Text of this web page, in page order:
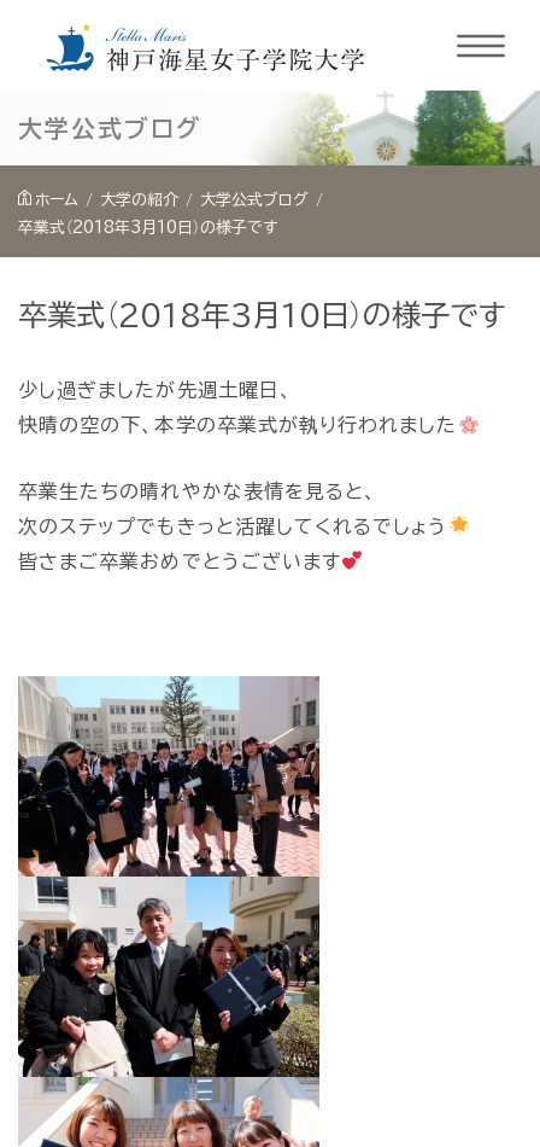
キ
大学公式ブログ
ホーム 大学の紹介
大学公式ブログ
卒業式（2018年3月10日）の様子です
卒業式（2018年3月10日）の様子です
少し過ぎましたが先週土曜日、
快晴の空の下、本学の卒業式が執り行われました
卒業生たちの晴れやかな表情を見ると、
次のステップでもきっと活躍してくれるでしょう
皆さまご卒業おめでとうございます